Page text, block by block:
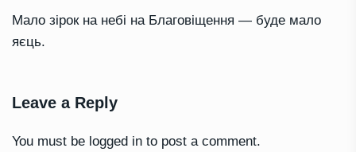
Мало зірок на небі на Благовіщення — буде мало
яєць.
Leave a Reply
You must be logged in to post a comment.